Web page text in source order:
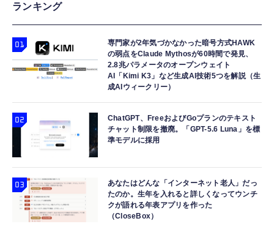
ランキング
専門家が2年気づかなかった暗号方式HAWK
の弱点をClaude Mythosが60時間で発見、
2.8兆パラメータのオープンウェイト
AI「Kimi K3」など生成AI技術5つを解説（生
成AIウィークリー）
ChatGPT、FreeおよびGoプランのテキスト
チャット制限を撤廃。「GPT-5.6 Luna」を標
準モデルに採用
あなたはどんな「インターネット老人」だっ
たのか。生年を入れると詳しくなってウンチ
クが語れる年表アプリを作った
（CloseBox）